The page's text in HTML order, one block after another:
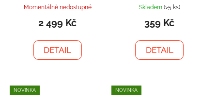
Momentálně nedostupné
2 499 Kč
DETAIL
Skladem (>5 ks)
359 Kč
DETAIL
NOVINKA NOVINKA